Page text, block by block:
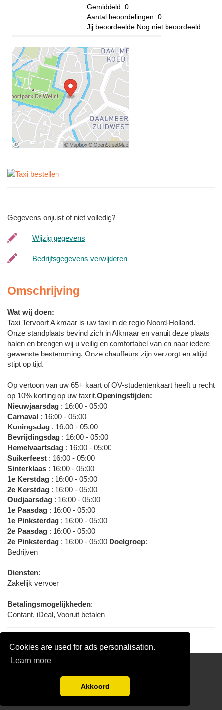
Cookies are used for ads personalisation.
Learn more
Akkoord
Gemiddeld: 0
Aantal beoordelingen: 0
Jij beoordeelde Nog niet beoordeeld
Gegevens onjuist of niet volledig?
Wijzig gegevens
Bedrijfsgegevens verwijderen
Omschrijving
Wat wij doen:
Taxi Tervoort Alkmaar is uw taxi in de regio Noord-Holland.
Onze standplaats bevind zich in Alkmaar en vanuit deze plaats
halen en brengen wij u veilig en comfortabel van en naar iedere
gewenste bestemming. Onze chauffeurs zijn verzorgt en altijd
stipt op tijd.
Op vertoon van uw 65+ kaart of OV-studentenkaart heeft u recht
op 10% korting op uw taxrit.Openingstijden:
Nieuwjaarsdag : 16:00 - 05:00
Carnaval : 16:00 - 05:00
Koningsdag : 16:00 - 05:00
Bevrijdingsdag : 16:00 - 05:00
Hemelvaartsdag : 16:00 - 05:00
Suikerfeest : 16:00 - 05:00
Sinterklaas : 16:00 - 05:00
1e Kerstdag : 16:00 - 05:00
2e Kerstdag : 16:00 - 05:00
Oudjaarsdag : 16:00 - 05:00
1e Paasdag : 16:00 - 05:00
1e Pinksterdag : 16:00 - 05:00
2e Paasdag : 16:00 - 05:00
2e Pinksterdag : 16:00 - 05:00 Doelgroep:
Bedrijven
Diensten:
Zakelijk vervoer
Betalingsmogelijkheden:
Contant, iDeal, Vooruit betalen
Links